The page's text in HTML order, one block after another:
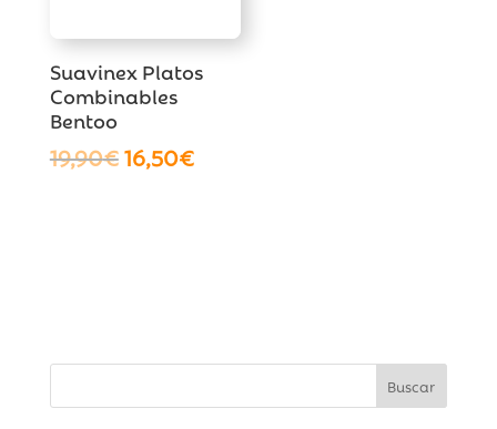
Suavinex Platos
Combinables
Bentoo
19,90€El
16,50€El